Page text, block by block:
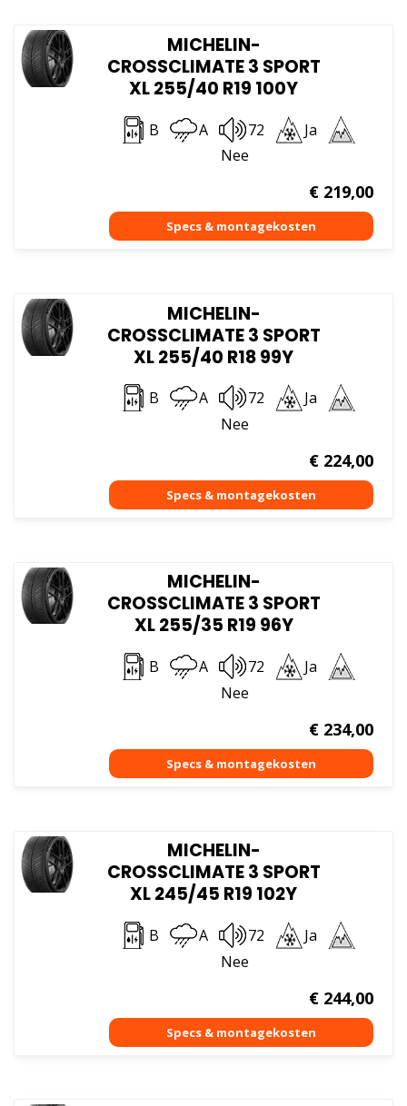
MICHELIN-
CROSSCLIMATE 3 SPORT
XL 255/40 R19 100Y
B A 72
Ja
Nee
€219,00
MICHELIN-
CROSSCLIMATE 3 SPORT
XL 255/40 R18 99Y
B A 72
Ja
Nee
€224,00
MICHELIN-
CROSSCLIMATE 3 SPORT
XL 255/35 R19 96Y
B A 72
Ja
Nee
€234,00
MICHELIN-
CROSSCLIMATE 3 SPORT
XL 245/45 R19 102Y
B A 72
Ja
Nee
€244,00